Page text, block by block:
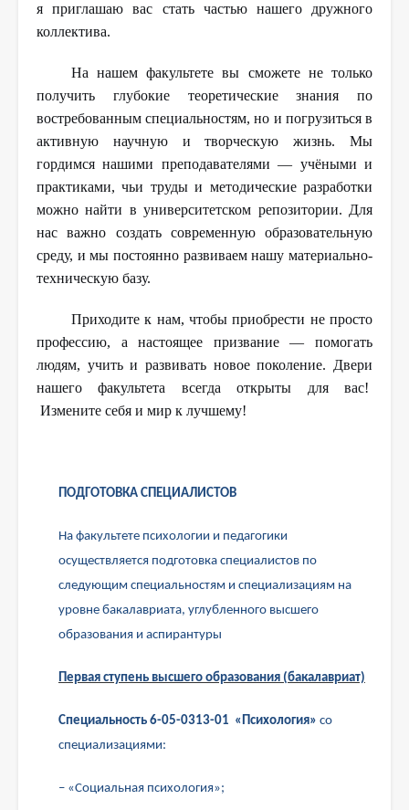
я приглашаю вас стать частью нашего дружного
коллектива.
На нашем факультете вы сможете не только
получить глубокие теоретические знания по
востребованным специальностям, но и погрузиться в
активную научную и творческую жизнь. Мы
гордимся нашими преподавателями — учёными и
практиками, чьи труды и методические разработки
можно найти в университетском репозитории. Для
нас важно создать современную образовательную
среду, и мы постоянно развиваем нашу материально-
техническую базу.
Приходите к нам, чтобы приобрести не просто
профессию, а настоящее призвание — помогать
людям, учить и развивать новое поколение. Двери
нашего факультета всегда открыты для вас!
Измените себя и мир к лучшему!
ПОДГОТОВКА СПЕЦИАЛИСТОВ
На факультете психологии и педагогики
осуществляется подготовка специалистов по
следующим специальностям и специализациям на
уровне бакалавриата, углубленного высшего
образования и аспирантуры
Первая ступень высшего образования (бакалавриат)
Специальность 6-05-0313-01 «Психология» со
специализациями:
– «Социальная психология»;